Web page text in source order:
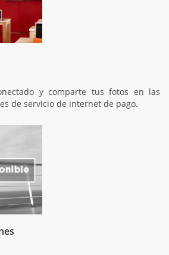
y comparte tus fotos en las
de servicio de internet de pago.